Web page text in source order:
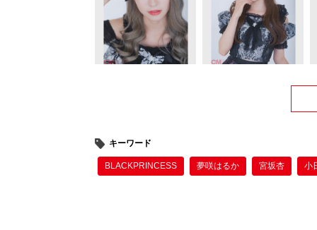
キーワード
BLACKPRINCESS 夢咲はるか 宮坂杏 小